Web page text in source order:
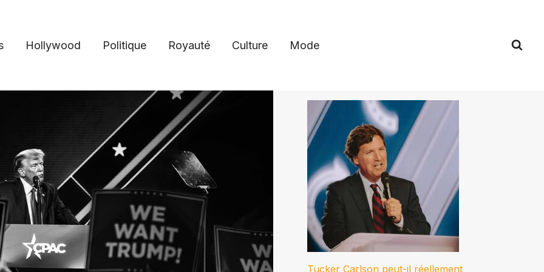
Hollywood Politique Royauté Culture Mode
Tucker Carlson peut-il réellement